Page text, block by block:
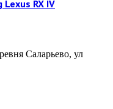
Lexus RX IV
Саларьево, ул